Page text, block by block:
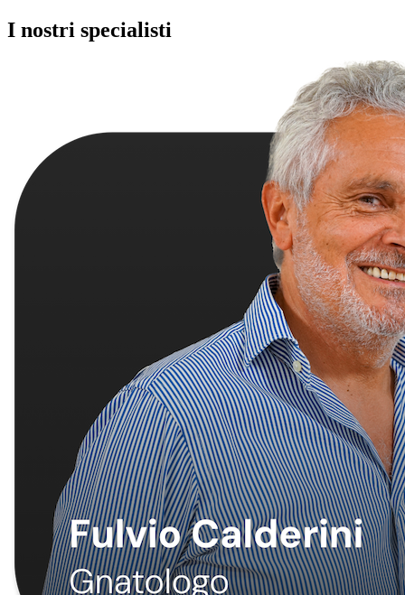
I nostri specialisti